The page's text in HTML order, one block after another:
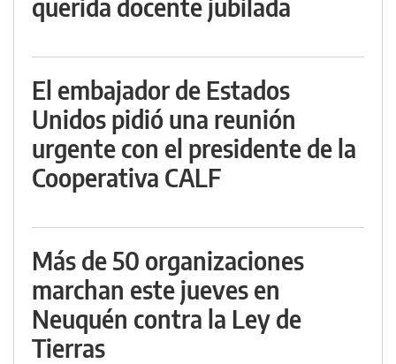
querida docente jubilada
El embajador de Estados
Unidos pidió una reunión
urgente con el presidente de la
Cooperativa CALF
Más de 50 organizaciones
marchan este jueves en
Neuquén contra la Ley de
Tierras